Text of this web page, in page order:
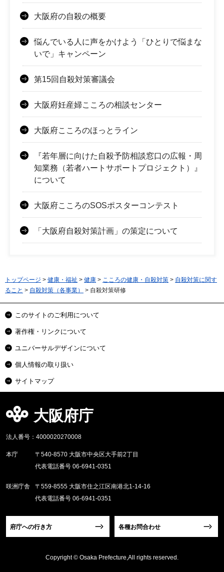
大阪府の自殺の概要
悩んでいる人に声をかけよう「ひとりで悩まな
いで」キャンペーン
第15回自殺対策審議会
大阪府妊産婦こころの相談センター
大阪府こころのほっとライン
『若年層に向けた自殺予防相談窓口の広報・周
知業務（若者ハートサポートプロジェクト）』
について
大阪府こころのSOSポスターコンテスト
「大阪府自殺対策計画」の策定について
トップページ > 健康・福祉 > 健康 > こころの健康・自殺対策 > 自殺対策に関す
ること > 自殺対策（各事業） > 自殺対策研修
このサイトのご利用について
著作権・リンクについて
ユニバーサルデザインについて
個人情報の取り扱い
サイトマップ
大阪府庁
法人番号：4000020270008
本庁
〒540-8570 大阪市中央区大手前2丁目
代表電話番号 06-6941-0351
咲洲庁舎
〒559-8555 大阪市住之江区南港北1-14-16
代表電話番号 06-6941-0351
府庁への行き方 各種お問合わせ
Copyright © Osaka Prefecture,All rights reserved.